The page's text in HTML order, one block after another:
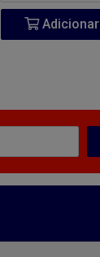
Adicionar